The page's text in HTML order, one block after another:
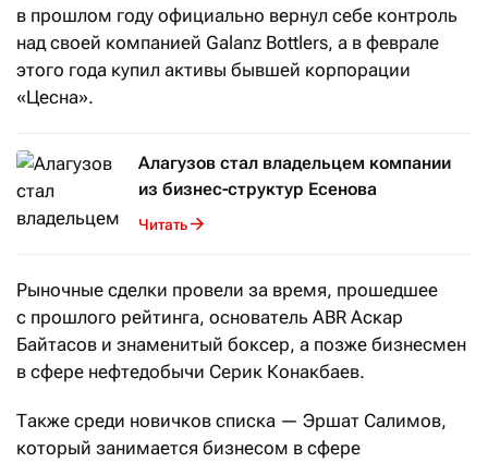
в прошлом году официально вернул себе контроль
над своей компанией Galanz Bottlers, а в феврале
этого года купил активы бывшей корпорации
«Цесна».
Алагузов стал владельцем компании
из бизнес-структур Есенова
Читать
Рыночные сделки провели за время, прошедшее
с прошлого рейтинга, основатель ABR Аскар
Байтасов и знаменитый боксер, а позже бизнесмен
в сфере нефтедобычи Серик Конакбаев.
Также среди новичков списка — Эршат Салимов,
который занимается бизнесом в сфере